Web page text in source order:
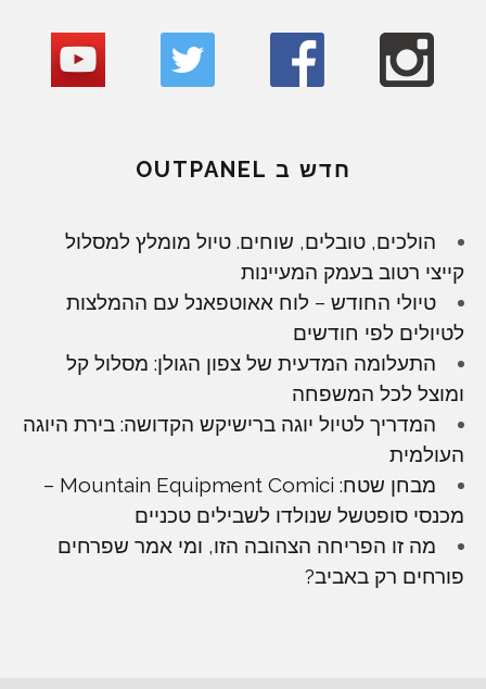
חדש ב OUTPANEL
הולכים, טובלים, שוחים. טיול מומלץ למסלול
קייצי רטוב בעמק המעיינות
טיולי החודש – לוח אאוטפאנל עם ההמלצות
לטיולים לפי חודשים
התעלומה המדעית של צפון הגולן: מסלול קל
ומוצל לכל המשפחה
המדריך לטיול יוגה ברישיקש הקדושה: בירת היוגה
העולמית
מבחן שטח: Mountain Equipment Comici –
מכנסי סופטשל שנולדו לשבילים טכניים
מה זו הפריחה הצהובה הזו, ומי אמר שפרחים
פורחים רק באביב?